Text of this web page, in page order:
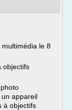
multimédia le 8
objectifs
appareil
à objectifs